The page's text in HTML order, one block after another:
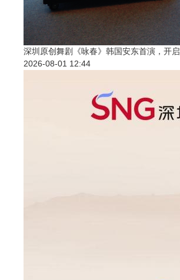
深圳原创舞剧《咏春》韩国安东首演，开
2026-08-01 12:44